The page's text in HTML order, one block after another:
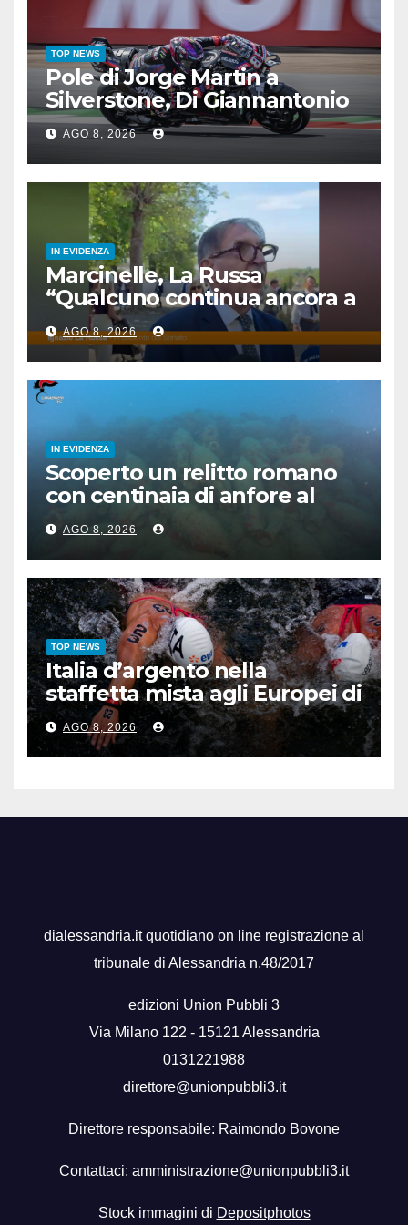
TOP NEWS
Pole di Jorge Martin a
Silverstone, Di Giannantonio
4°, Bezzecchi 5°
AGO 8, 2026
IN EVIDENZA
Marcinelle, La Russa
“Qualcuno continua ancora a
voltare le spalle”
AGO 8, 2026
IN EVIDENZA
Scoperto un relitto romano
con centinaia di anfore al
largo di Mazara del Vallo
AGO 8, 2026
TOP NEWS
Italia d’argento nella
staffetta mista agli Europei di
nuoto di fondo
AGO 8, 2026
dialessandria.it quotidiano on line registrazione al
tribunale di Alessandria n.48/2017
edizioni Union Pubbli 3
Via Milano 122 - 15121 Alessandria
0131221988
direttore@unionpubbli3.it
Direttore responsabile: Raimondo Bovone
Contattaci: amministrazione@unionpubbli3.it
Stock immagini di Depositphotos